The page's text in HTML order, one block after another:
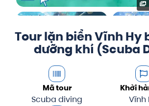
Tour lặn biển Vĩnh Hy
dưỡng khí (Scuba
Mã tour
Scuba diving
Khởi
Vĩnh